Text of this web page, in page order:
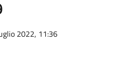
2022, 11:36